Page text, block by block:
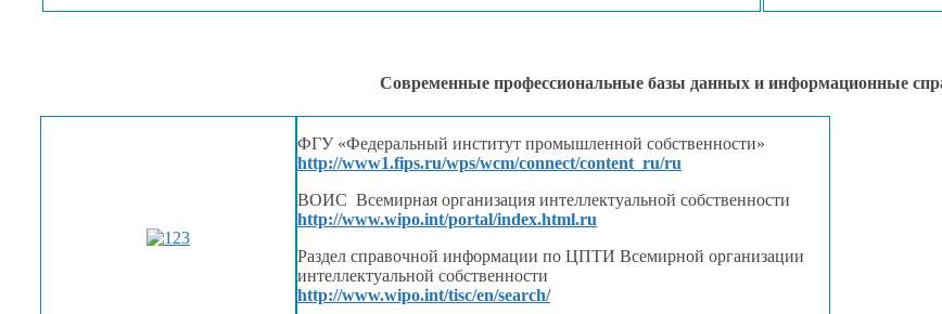
Современные профессиональные базы данных и информационные
ФГУ «Федеральный институт промышленной собственности»
http://www1.fips.ru/wps/wcm/connect/content_ru/ru
ВОИС Всемирная организация интеллектуальной собственности
http://www.wipo.int/portal/index.html.ru
Раздел справочной информации по ЦПТИ Всемирной организации
интеллектуальной собственности
http://www.wipo.int/tisc/en/search/